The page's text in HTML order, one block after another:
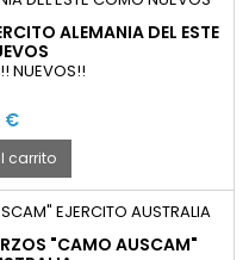
ALEMANIA DEL ESTE
NUEVOS!!
€
carrito
"CAMO AUSCAM"